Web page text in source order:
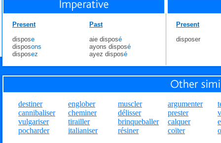
Present
dispose
disposons
disposez
Past
aie disposé
ayons disposé
ayez disposé
Present
disposer
destiner
cannibaliser
vulgariser
pocharder
englober
cheminer
tirailler
italianiser
muscler
délisser
brinqueballer
résiner
argumenter
prester
calquer
coïter